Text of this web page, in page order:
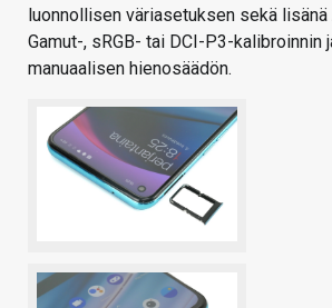
luonnollisen väriasetuksen sekä lisänä
Gamut-, sRGB- tai DCI-P3-kalibroinnin
manuaalisen hienosäädön.